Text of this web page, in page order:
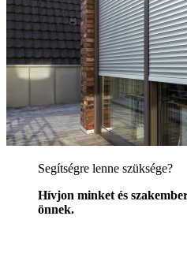
Segítségre lenne szüksége?
Hívjon minket és
önnek.